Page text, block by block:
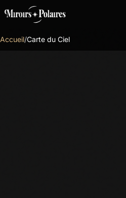
Accueil/Carte du Ciel